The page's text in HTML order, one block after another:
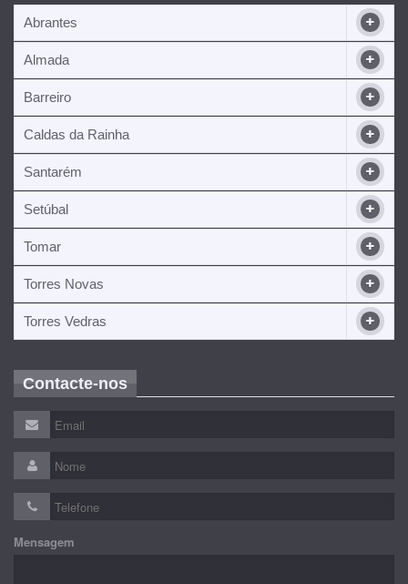
Abrantes
Almada
Barreiro
Caldas da Rainha
Santarém
Setúbal
Tomar
Torres Novas
Torres Vedras
Contacte-nos
Mensagem